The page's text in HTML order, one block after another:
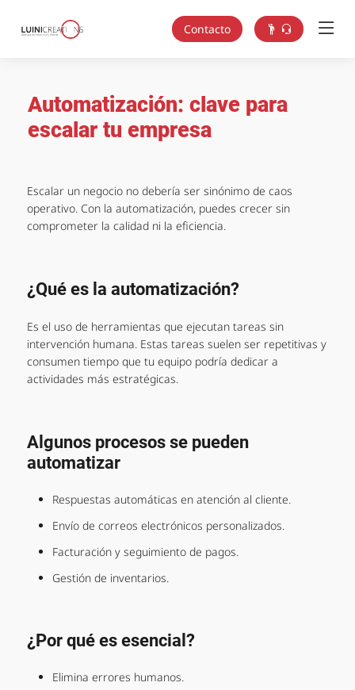
Contacto
Automatización: clave para
escalar tu empresa
Escalar un negocio no debería ser sinónimo de caos
operativo. Con la automatización, puedes crecer sin
comprometer la calidad ni la eficiencia.
¿Qué es la automatización?
Es el uso de herramientas que ejecutan tareas sin
intervención humana. Estas tareas suelen ser repetitivas y
consumen tiempo que tu equipo podría dedicar a
actividades más estratégicas.
Algunos procesos se pueden
automatizar
Respuestas automáticas en atención al cliente.
Envío de correos electrónicos personalizados.
Facturación y seguimiento de pagos.
Gestión de inventarios.
¿Por qué es esencial?
Elimina errores humanos.